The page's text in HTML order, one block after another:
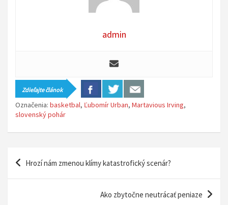
admin
Zdieľajte článok
Označenia: basketbal, Ľubomír Urban, Martavious Irving,
slovenský pohár
Hrozí nám zmenou klímy katastrofický scenár?
Ako zbytočne neutrácať peniaze